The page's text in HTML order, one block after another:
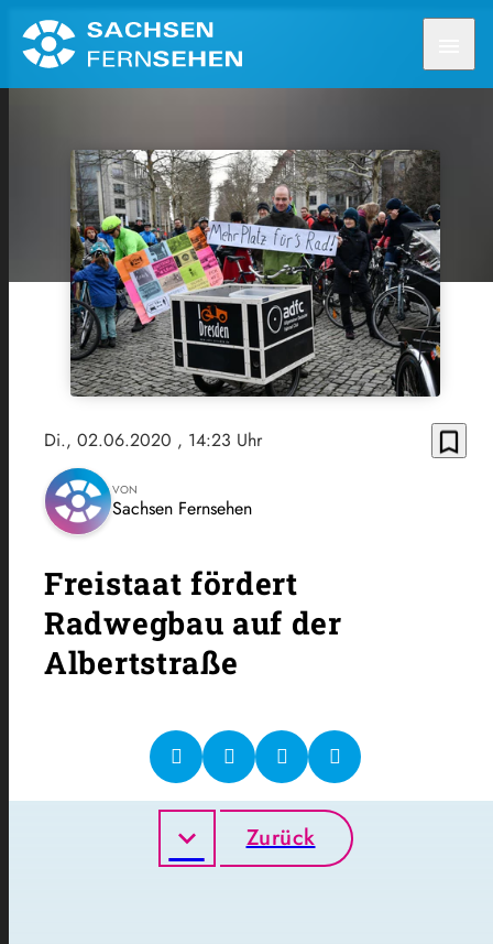
Di., 02.06.2020 , 14:23 Uhr bookmark_border
VON
Sachsen Fernsehen
Freistaat fördert
Radwegbau auf der
Albertstraße
Zurück